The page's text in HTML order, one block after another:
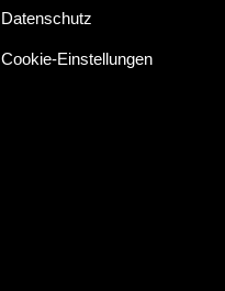
Datenschutz
Cookie-Einstellungen